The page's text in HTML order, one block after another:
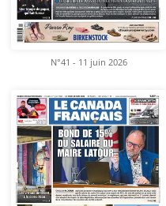
N°41 - 11 juin 2026